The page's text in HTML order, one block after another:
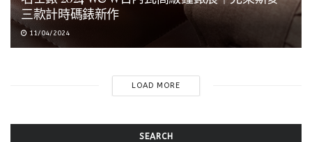
三款計時碼錶新作
11/04/2024
LOAD MORE
SEARCH